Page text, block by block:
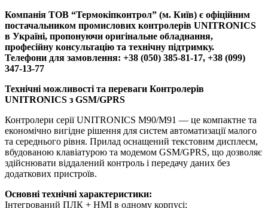
Компанія ТОВ “Термокіпконтрол” (м. Київ) є офіційним
постачальником промислових контролерів UNITRONICS
в Україні, пропонуючи оригінальне обладнання,
професійну консультацію та технічну підтримку.
Телефони для замовлення: +38 (050) 385-81-17, +38 (099)
347-13-77
Технічні можливості та переваги Контролерів
UNITRONICS з GSM/GPRS
Контролери серії UNITRONICS М90/М91 — це компактне та
економічно вигідне рішення для систем автоматизації малого
та середнього рівня. Прилад оснащений текстовим дисплеєм,
вбудованою клавіатурою та модемом GSM/GPRS, що дозволяє
здійснювати віддалений контроль і передачу даних без
додаткових пристроїв.
Основні технічні характеристики:
Інтегрований ПЛК + HMI в одному корпусі;